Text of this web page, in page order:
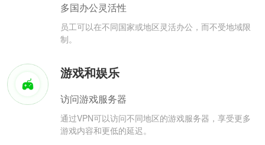
多国办公灵活性
员工可以在不同国家或地区灵活办公，而不受地域限
制。
游戏和娱乐
访问游戏服务器
通过VPN可以访问不同地区的游戏服务器，享受更多
游戏内容和更低的延迟。